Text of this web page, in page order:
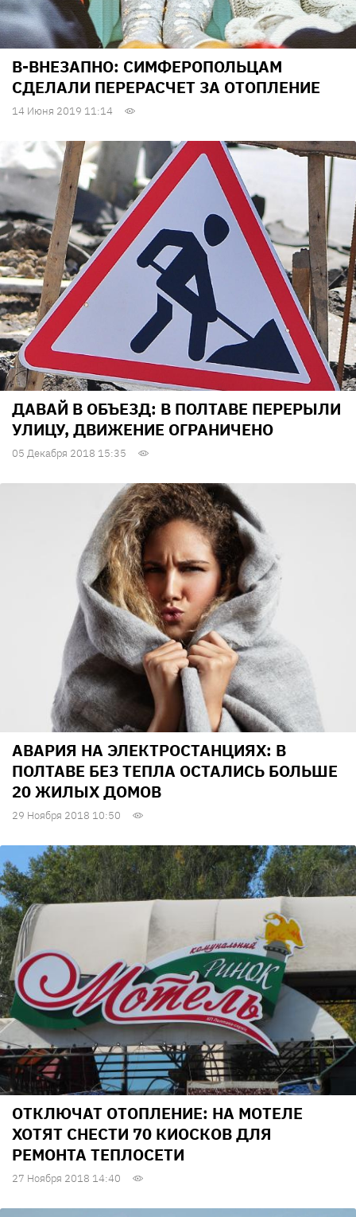
В-ВНЕЗАПНО: СИМФЕРОПОЛЬЦАМ
СДЕЛАЛИ ПЕРЕРАСЧЕТ ЗА ОТОПЛЕНИЕ
14 Июня 2019 11:14
ДАВАЙ В ОБЪЕЗД: В ПОЛТАВЕ ПЕРЕРЫЛИ
УЛИЦУ, ДВИЖЕНИЕ ОГРАНИЧЕНО
05 Декабря 2018 15:35
АВАРИЯ НА ЭЛЕКТРОСТАНЦИЯХ: В
ПОЛТАВЕ БЕЗ ТЕПЛА ОСТАЛИСЬ БОЛЬШЕ
20 ЖИЛЫХ ДОМОВ
29 Ноября 2018 10:50
ОТКЛЮЧАТ ОТОПЛЕНИЕ: НА МОТЕЛЕ
ХОТЯТ СНЕСТИ 70 КИОСКОВ ДЛЯ
РЕМОНТА ТЕПЛОСЕТИ
27 Ноября 2018 14:40